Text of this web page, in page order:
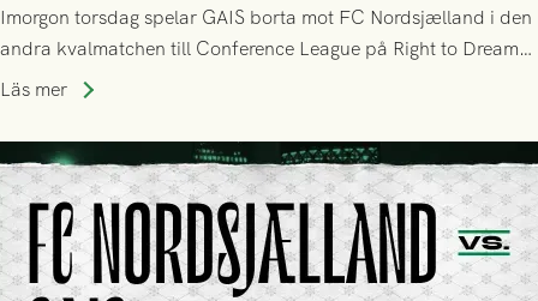
Imorgon torsdag spelar GAIS borta mot FC Nordsjælland i den
andra kvalmatchen till Conference League på Right to Dream
Park! Fredrik Holmberg och ledarstaben har tagit ut följande
Läs mer